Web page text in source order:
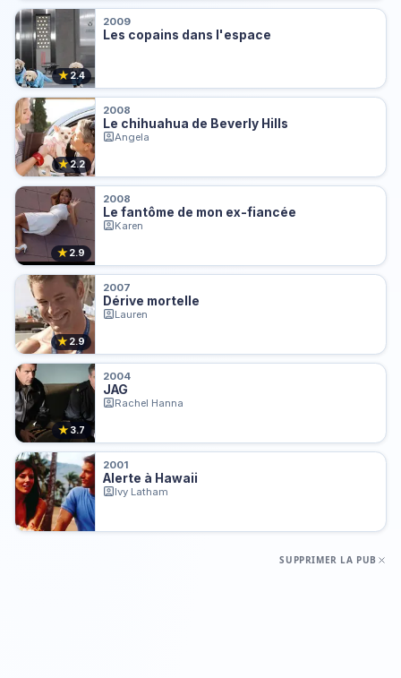
★ 2.4
2009
Les copains dans l'espace
★2.2
2008
Le chihuahua de Beverly Hills
Angela
★2.9
2008
Le fantôme de mon ex-fiancée
Karen
★ 2.9
2007
Dérive mortelle
Lauren
★3.7
2004
JAG
Rachel Hanna
2001
Alerte à Hawaii
Ivy Latham
SUPPRIMER LA PUB